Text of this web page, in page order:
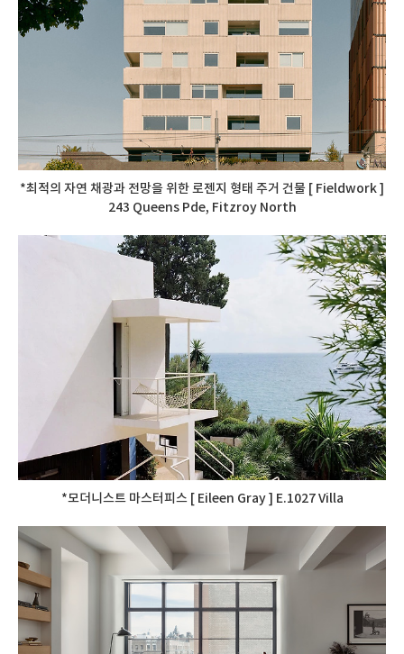
*최적의 자연 채광과 전망을 위한 로젠지 형태 주거 건물 [ Fieldwork ]
243 Queens Pde, Fitzroy North
*모더니스트 마스터피스 [ Eileen Gray ] E.1027 Villa